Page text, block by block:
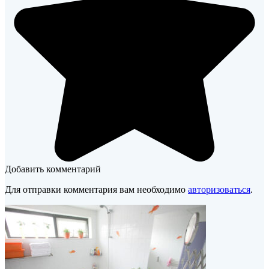
Добавить комментарий
Для отправки комментария вам необходимо авторизоваться.